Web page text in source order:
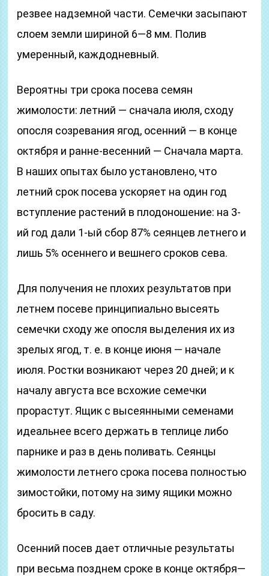
резвее надземной части. Семечки засыпают
слоем земли шириной 6—8 мм. Полив
умеренный, каждодневный.
Вероятны три срока посева семян
жимолости: летний — сначала июля, сходу
опосля созревания ягод, осенний — в конце
октября и ранне-весенний — Сначала марта.
В наших опытах было установлено, что
летний срок посева ускоряет на один год
вступление растений в плодоношение: на 3-
ий год дали 1-ый сбор 87% сеянцев летнего и
лишь 5% осеннего и вешнего сроков сева.
Для получения не плохих результатов при
летнем посеве принципиально высеять
семечки сходу же опосля выделения их из
зрелых ягод, т. е. в конце июня — начале
июля. Ростки возникают через 20 дней; и к
началу августа все всхожие семечки
прорастут. Ящик с высеянными семенами
идеальнее всего держать в теплице либо
парнике и раз в день поливать. Сеянцы
жимолости летнего срока посева полностью
зимостойки, потому на зиму ящики можно
бросить в саду.
Осенний посев дает отличные результаты
при весьма позднем сроке в конце октября—